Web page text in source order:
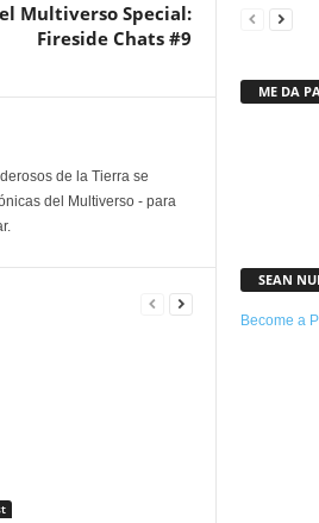
Multiverso Special:
Fireside Chats #9
de la Tierra se
del Multiverso - para
ME DA
SEAN
Become a